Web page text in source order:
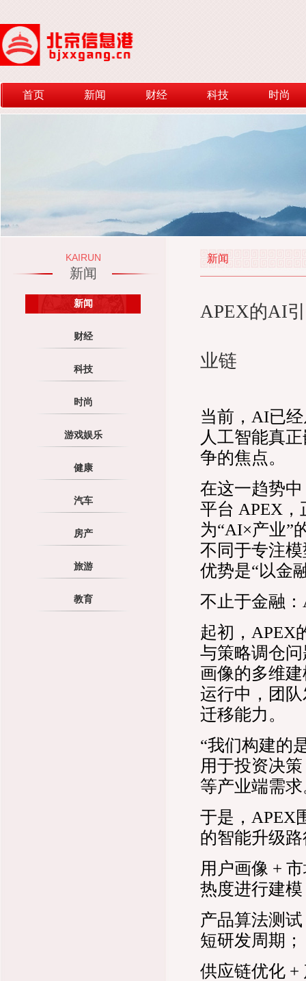
首页 新闻 财经 科技 时尚
KAIRUN
新闻
新闻
财经
科技
时尚
游戏娱乐
健康
汽车
房产
旅游
教育
新闻
​APEX的AI
业链
当前，AI已
人工智能真
争的焦点。
在这一趋势
平台 APEX
为“AI×产业”
不同于专注
优势是“以金
不止于金融
起初，APEX
与策略调仓
画像的多维
运行中，团
迁移能力。
“我们构建的
用于投资决
等产业端需求
于是，APEX
的智能升级
用户画像 +
热度进行建
产品算法测
短研发周期；
供应链优化 +